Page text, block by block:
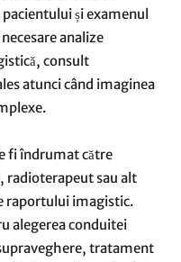
și examenul
analize
consult
atunci când imaginea
fi îndrumat către
radioterapeut sau alt
raportului imagistic.
alegerea conduitei
tratament